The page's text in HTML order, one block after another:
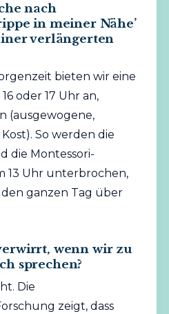
nach
in meiner Nähe’
verlängerten
bieten wir eine
oder 17 Uhr an,
(ausgewogene,
So werden die
die Montessori-
13 Uhr unterbrochen,
ganzen Tag über
wenn wir zu
sprechen?
Die
zeigt, dass